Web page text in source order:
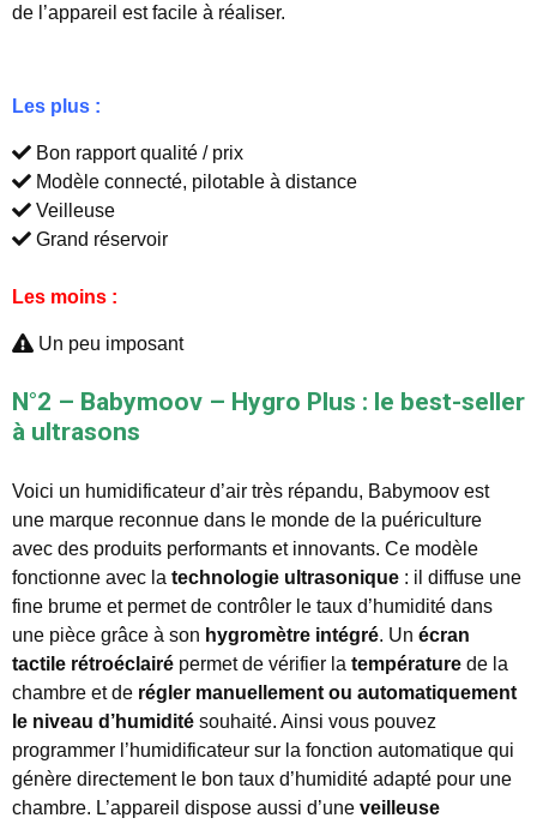
de l’appareil est facile à réaliser.
Les plus :
Bon rapport qualité / prix
Modèle connecté, pilotable à distance
Veilleuse
Grand réservoir
Les moins :
Un peu imposant
N°2 – Babymoov – Hygro Plus : le best-seller
à ultrasons
Voici un humidificateur d’air très répandu, Babymoov est
une marque reconnue dans le monde de la puériculture
avec des produits performants et innovants. Ce modèle
fonctionne avec la technologie ultrasonique : il diffuse une
fine brume et permet de contrôler le taux d’humidité dans
une pièce grâce à son hygromètre intégré. Un écran
tactile rétroéclairé permet de vérifier la température de la
chambre et de régler manuellement ou automatiquement
le niveau d’humidité souhaité. Ainsi vous pouvez
programmer l’humidificateur sur la fonction automatique qui
génère directement le bon taux d’humidité adapté pour une
chambre. L’appareil dispose aussi d’une veilleuse